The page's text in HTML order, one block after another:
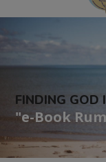
FINDING GOD
"e-Book